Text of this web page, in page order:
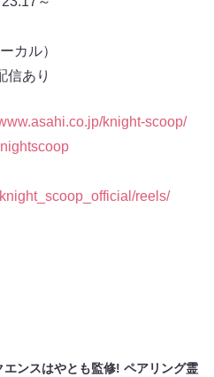
カル）
信あり
knight-scoop/
reels/
エンスはやとも監修! ペアリング霊